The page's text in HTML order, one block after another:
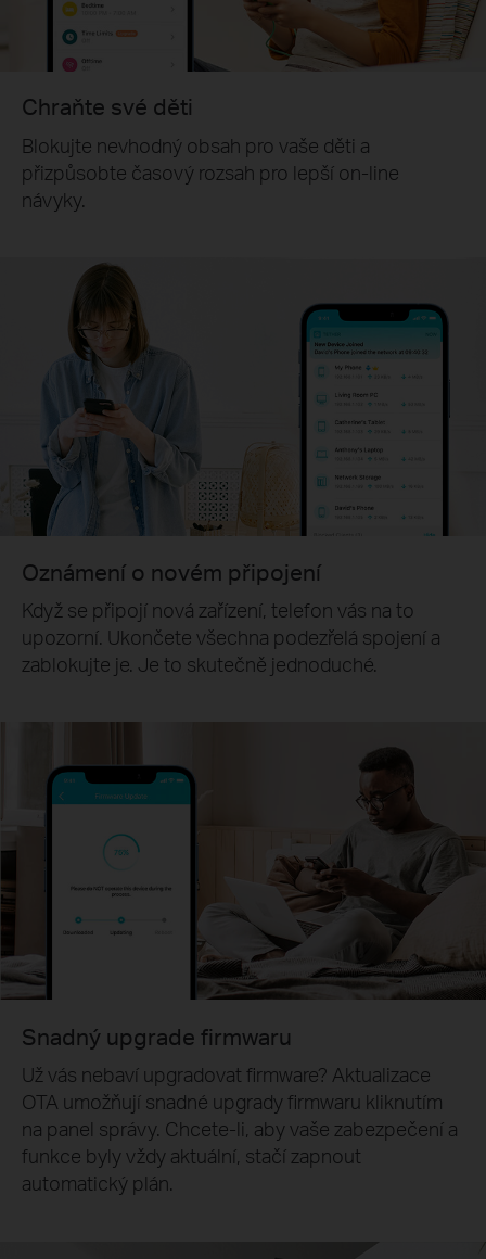
Chraňte své děti
Blokujte nevhodný obsah pro vaše děti a
přizpůsobte časový rozsah pro lepší on-line
návyky.
Oznámení o novém připojení
Když se připojí nová zařízení, telefon vás na to
upozorní. Ukončete všechna podezřelá spojení a
zablokujte je. Je to skutečně jednoduché.
Snadný upgrade firmwaru
Už vás nebaví upgradovat firmware? Aktualizace
OTA umožňují snadné upgrady firmwaru kliknutím
na panel správy. Chcete-li, aby vaše zabezpečení a
funkce byly vždy aktuální, stačí zapnout
automatický plán.